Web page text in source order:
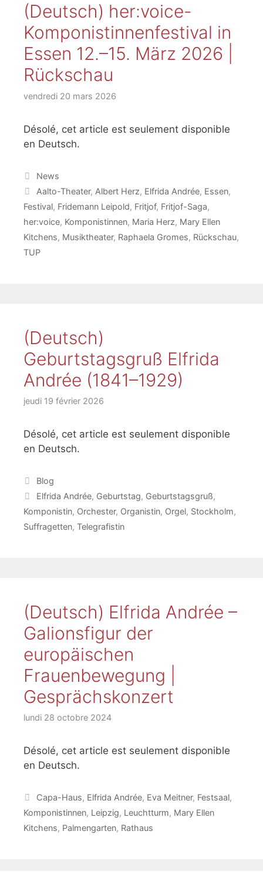
(Deutsch) her:voice-
Komponistinnenfestival in
Essen 12.–15. März 2026 |
Rückschau
vendredi 20 mars 2026
Désolé, cet article est seulement disponible
en Deutsch.
Catégories
News
Étiquettes
Aalto-Theater, Albert Herz, Elfrida Andrée, Essen,
Festival, Fridemann Leipold, Fritjof, Fritjof-Saga,
her:voice, Komponistinnen, Maria Herz, Mary Ellen
Kitchens, Musiktheater, Raphaela Gromes, Rückschau,
TUP
(Deutsch)
Geburtstagsgruß Elfrida
Andrée (1841–1929)
jeudi 19 février 2026
Désolé, cet article est seulement disponible
en Deutsch.
Catégories
Blog
Étiquettes
Elfrida Andrée, Geburtstag, Geburtstagsgruß,
Komponistin, Orchester, Organistin, Orgel, Stockholm,
Suffragetten, Telegrafistin
(Deutsch) Elfrida Andrée –
Galionsfigur der
europäischen
Frauenbewegung |
Gesprächskonzert
lundi 28 octobre 2024
Désolé, cet article est seulement disponible
en Deutsch.
Étiquettes
Capa-Haus, Elfrida Andrée, Eva Meitner, Festsaal,
Komponistinnen, Leipzig, Leuchtturm, Mary Ellen
Kitchens, Palmengarten, Rathaus